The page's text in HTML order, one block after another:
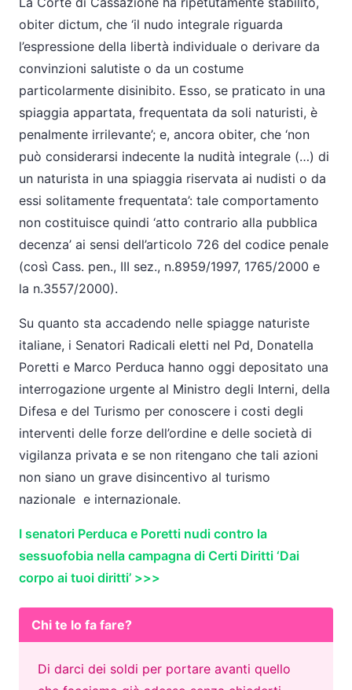
obiter dictum, che ‘il nudo integrale riguarda
l’espressione della libertà individuale o derivare da
convinzioni salutiste o da un costume
particolarmente disinibito. Esso, se praticato in una
spiaggia appartata, frequentata da soli naturisti, è
penalmente irrilevante’; e, ancora obiter, che ‘non
può considerarsi indecente la nudità integrale (…) di
un naturista in una spiaggia riservata ai nudisti o da
essi solitamente frequentata’: tale comportamento
non costituisce quindi ‘atto contrario alla pubblica
decenza’ ai sensi dell’articolo 726 del codice penale
(così Cass. pen., III sez., n.8959/1997, 1765/2000 e
la n.3557/2000).
Su quanto sta accadendo nelle spiagge naturiste
italiane, i Senatori Radicali eletti nel Pd, Donatella
Poretti e Marco Perduca hanno oggi depositato una
interrogazione urgente al Ministro degli Interni, della
Difesa e del Turismo per conoscere i costi degli
interventi delle forze dell’ordine e delle società di
vigilanza privata e se non ritengano che tali azioni
non siano un grave disincentivo al turismo
nazionale e internazionale.
I senatori Perduca e Poretti nudi contro la
sessuofobia nella campagna di Certi Diritti ‘Dai
corpo ai tuoi diritti’ >>>
Chi te lo fa fare?
Di darci dei soldi per portare avanti quello